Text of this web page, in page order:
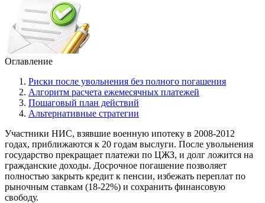
Оглавление
Риски после увольнения без полного погашения
Алгоритм расчета ежемесячных платежей
Пошаговый план действий
Альтернативные стратегии
Участники НИС, взявшие военную ипотеку в 2008-2012
годах, приближаются к 20 годам выслуги. После увольнения
государство прекращает платежи по ЦЖЗ, и долг ложится на
гражданские доходы. Досрочное погашение позволяет
полностью закрыть кредит к пенсии, избежать переплат по
рыночным ставкам (18-22%) и сохранить финансовую
свободу.